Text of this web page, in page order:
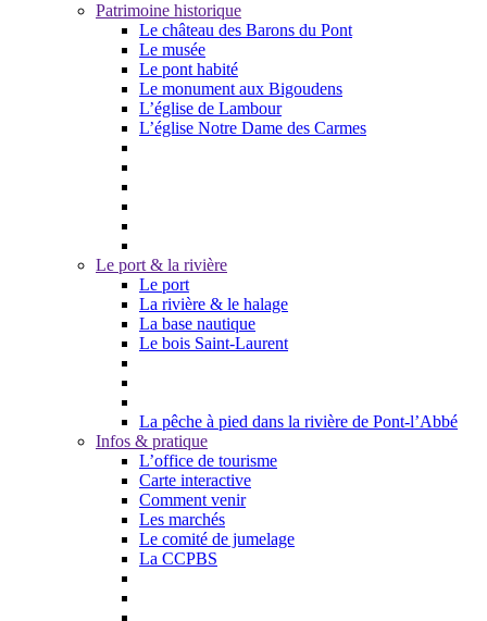
Patrimoine historique
Le château des Barons du Pont
Le musée
Le pont habité
Le monument aux Bigoudens
L’église de Lambour
L’église Notre Dame des Carmes
Le port & la rivière
Le port
La rivière & le halage
La base nautique
Le bois Saint-Laurent
La pêche à pied dans la rivière de Pont-l’Abbé
Infos & pratique
L’office de tourisme
Carte interactive
Comment venir
Les marchés
Le comité de jumelage
La CCPBS